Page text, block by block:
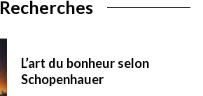
Recherches
L’art du bonheur selon
Schopenhauer